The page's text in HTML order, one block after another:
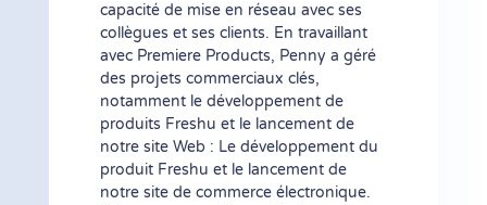
capacité de mise en réseau avec ses
collègues et ses clients. En travaillant
avec Premiere Products, Penny a géré
des projets commerciaux clés,
notamment le développement de
produits Freshu et le lancement de
notre site Web : Le développement du
produit Freshu et le lancement de
notre site de commerce électronique.